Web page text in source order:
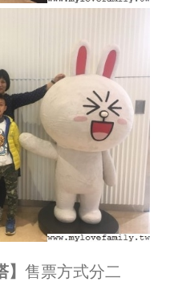
售票方式分二